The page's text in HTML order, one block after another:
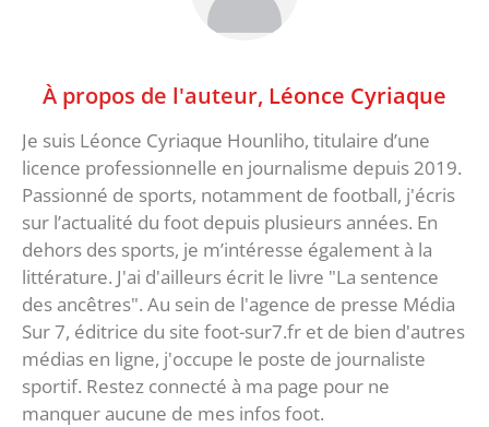
À propos de l'auteur, Léonce Cyriaque
Je suis Léonce Cyriaque Hounliho, titulaire d’une
licence professionnelle en journalisme depuis 2019.
Passionné de sports, notamment de football, j'écris
sur l’actualité du foot depuis plusieurs années. En
dehors des sports, je m’intéresse également à la
littérature. J'ai d'ailleurs écrit le livre "La sentence
des ancêtres". Au sein de l'agence de presse Média
Sur 7, éditrice du site foot-sur7.fr et de bien d'autres
médias en ligne, j'occupe le poste de journaliste
sportif. Restez connecté à ma page pour ne
manquer aucune de mes infos foot.